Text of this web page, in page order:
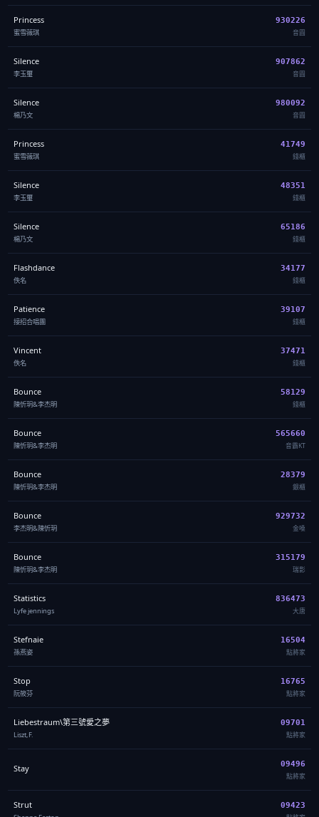
Princess
蜜雪薇琪
930226
音圓
Silence
李玉璽
907862
音圓
Silence
楊乃文
980092
音圓
Princess
蜜雪薇琪
41749
錢櫃
Silence
李玉璽
48351
錢櫃
Silence
楊乃文
65186
錢櫃
Flashdance
佚名
34177
錢櫃
Patience
接招合唱團
39107
錢櫃
Vincent
佚名
37471
錢櫃
Bounce
陳忻玥&李杰明
58129
錢櫃
Bounce
陳忻玥&李杰明
565660
音霸KT
Bounce
陳忻玥&李杰明
28379
銀櫃
Bounce
李杰明&陳忻玥
929732
金嗓
Bounce
陳忻玥&李杰明
315179
瑞影
Statistics
Lyfe jennings
836473
大唐
Stefnaie
孫燕姿
16504
點將家
Stop
阮筱芬
16765
點將家
Liebestraum\第三號愛之夢
Liszt,F.
09701
點將家
Stay 09496
點將家
Strut 09423